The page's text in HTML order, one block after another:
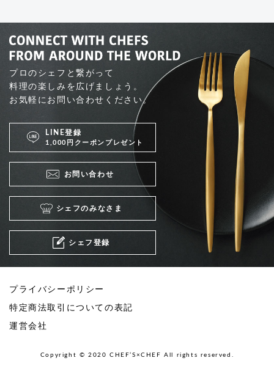
プロのシェフと繋がって
料理の楽しみを広げましょう。
お気軽にお問い合わせください。
LINE登録
1,000円クーポンプレゼント
お問い合わせ
シェフのみなさま
シェフ登録
プライバシーポリシー
特定商法取引についての表記
運営会社
Copyright © 2020 CHEF’S×CHEF All rights reserved.